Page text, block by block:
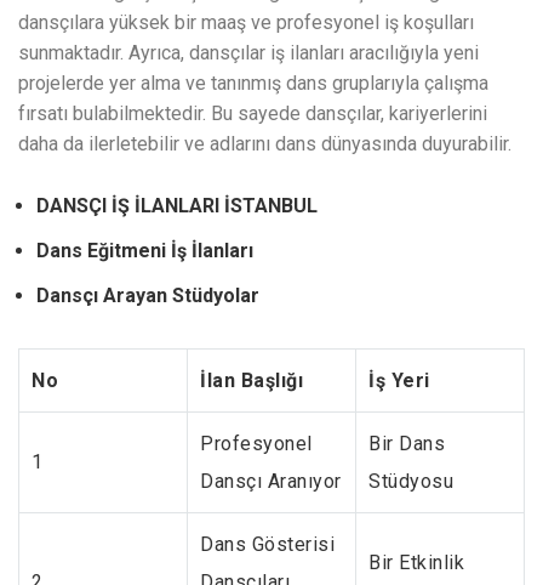
dansçılara yüksek bir maaş ve profesyonel iş koşulları
sunmaktadır. Ayrıca, dansçılar iş ilanları aracılığıyla yeni
projelerde yer alma ve tanınmış dans gruplarıyla çalışma
fırsatı bulabilmektedir. Bu sayede dansçılar, kariyerlerini
daha da ilerletebilir ve adlarını dans dünyasında duyurabilir.
DANSÇI İŞ İLANLARI İSTANBUL
Dans Eğitmeni İş İlanları
Dansçı Arayan Stüdyolar
No İlan Başlığı İş Yeri
1
Profesyonel
Dansçı Aranıyor
Bir Dans
Stüdyosu
Dans Gösterisi
Bir Etkinlik